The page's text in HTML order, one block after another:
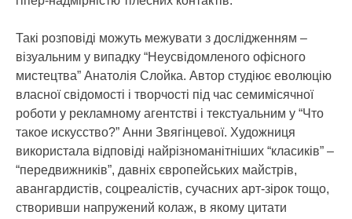
Такі розповіді можуть межувати з дослідженням –
візуальним у випадку “Неусвідомленого офісного
мистецтва” Анатолія Слойка. Автор студіює еволюцію
власної свідомості і творчості під час семимісячної
роботи у рекламному агентстві і текстуальним у “Что
такое искусство?” Анни Звягінцевої. Художниця
використала відповіді найрізноманітніших “класиків” –
“передвижників”, давніх європейських майстрів,
авангардистів, соцреалістів, сучасних арт-зірок тощо,
створивши напружений колаж, в якому цитати